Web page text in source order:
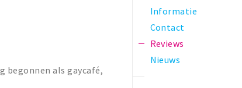
begonnen als gaycafé,
Informatie
Contact
Reviews
Nieuws